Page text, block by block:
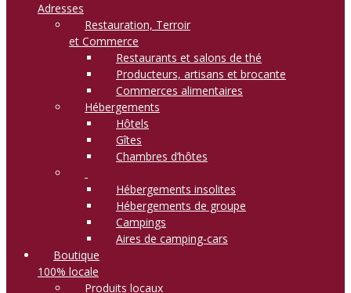
Adresses
Restauration, Terroir
et Commerce
Restaurants et salons de thé
Producteurs, artisans et brocante
Commerces alimentaires
Hébergements
Hôtels
Gîtes
Chambres d’hôtes
Hébergements insolites
Hébergements de groupe
Campings
Aires de camping-cars
Boutique
100% locale
Produits locaux